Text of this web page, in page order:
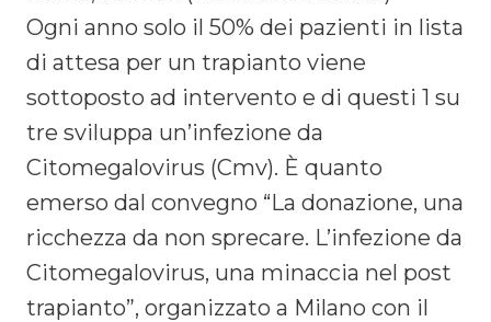
Ogni anno solo il 50% dei pazienti in lista
di attesa per un trapianto viene
sottoposto ad intervento e di questi 1 su
tre sviluppa un’infezione da
Citomegalovirus (Cmv). È quanto
emerso dal convegno “La donazione, una
ricchezza da non sprecare. L’infezione da
Citomegalovirus, una minaccia nel post
trapianto”, organizzato a Milano con il